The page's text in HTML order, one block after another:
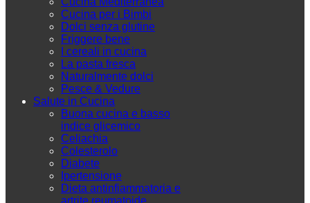
Cucina per i Bimbi
Dolci senza glutine
Friggere bene
I cereali in cucina
La pasta fresca
Naturalmente dolci
Pesce & Vedure
Salute in Cucina
Buona cucina e basso
indice glicemico
Celiachia
Colesterolo
Diabete
Ipertensione
Dieta antinfiammatoria e
artrite reumatoide